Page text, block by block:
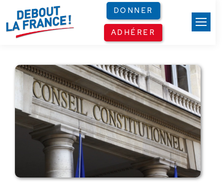
DONNER
ADHÉRER
Panneau de gestion des cookies